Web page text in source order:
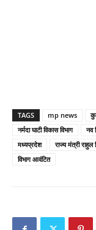
TAGS mp news
नर्मदा घाटी विकास विभाग
नव
मध्यप्रदेश
राज्य मंत्री राहुल
विभाग आवंटित